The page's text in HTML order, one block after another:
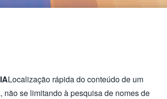
Localização rápida do conteúdo de um
se limitando à pesquisa de nomes de